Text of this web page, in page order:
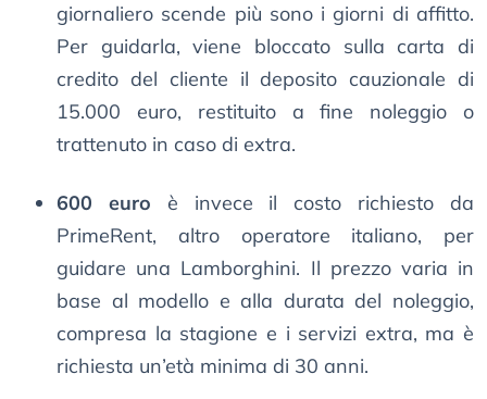
giornaliero scende più sono i giorni di affitto.
Per guidarla, viene bloccato sulla carta di
credito del cliente il deposito cauzionale di
15.000 euro, restituito a fine noleggio o
trattenuto in caso di extra.
600 euro è invece il costo richiesto da
PrimeRent, altro operatore italiano, per
guidare una Lamborghini. Il prezzo varia in
base al modello e alla durata del noleggio,
compresa la stagione e i servizi extra, ma è
richiesta un’età minima di 30 anni.